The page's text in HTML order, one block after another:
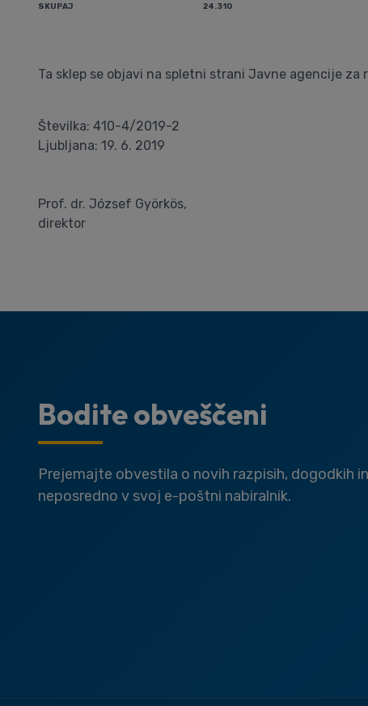
SKUPAJ
24.310
Ta sklep se objavi na spletni strani Javne agencije za
Številka: 410-4/2019-2
Ljubljana: 19. 6. 2019
Prof. dr. József Györkös,
direktor
Bodite obveščeni
Prejemajte obvestila o novih razpisih, dogodkih
neposredno v svoj e-poštni nabiralnik.